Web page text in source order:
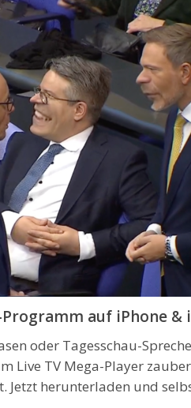
auf iPhone &
oder Tagesschau-
Live TV Mega-Player
Jetzt herunterladen und